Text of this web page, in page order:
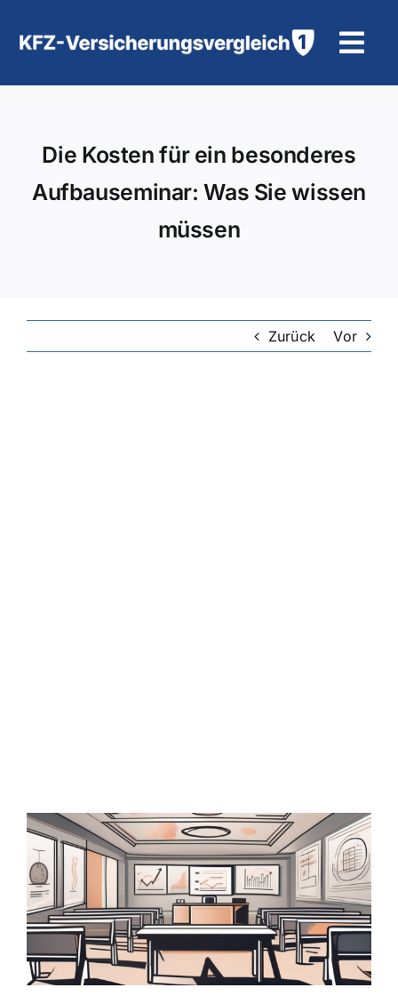
Inhalt
Motorradversicherung
Die Kosten für ein besonderes
Aufbauseminar: Was Sie wissen
müssen
Zurück Vor
Zeige
grösseres
Bild